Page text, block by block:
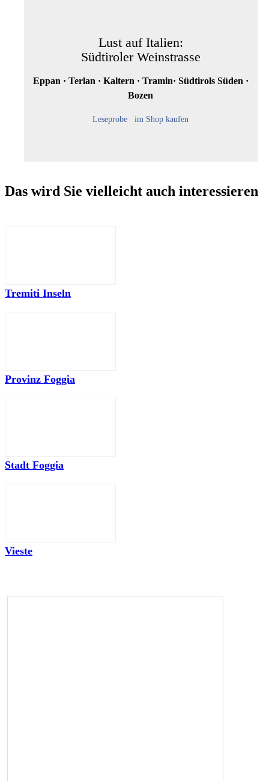
Lust auf Italien:
Südtiroler Weinstrasse
Eppan · Terlan · Kaltern · Tramin· Südtirols Süden ·
Bozen
Leseprobe im Shop kaufen
Das wird Sie vielleicht auch interessieren
Tremiti Inseln
Provinz Foggia
Stadt Foggia
Vieste